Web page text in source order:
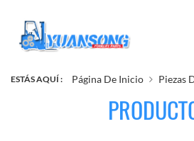
ESTÁS AQUÍ : Página De Inicio Piezas